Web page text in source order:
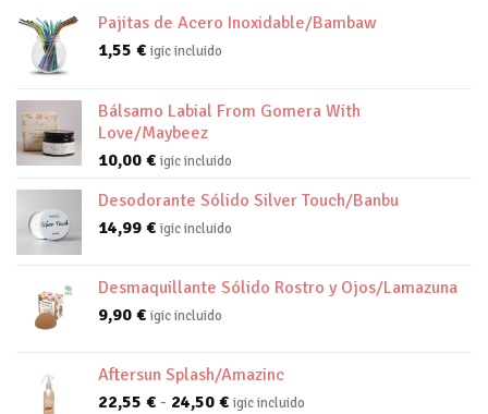
Pajitas de Acero Inoxidable/Bambaw
1,55 € igic incluido
Bálsamo Labial From Gomera With
Love/Maybeez
10,00 € igic incluido
Desodorante Sólido Silver Touch/Banbu
14,99 € igic incluido
Desmaquillante Sólido Rostro y Ojos/Lamazuna
9,90 € igic incluido
Aftersun Splash/Amazinc
22,55 € - 24,50 €Rango
igic incluido